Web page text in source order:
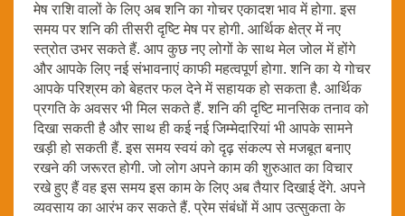
मेष राशि वालों के लिए अब शनि का गोचर एकादश भाव में होगा. इस
समय पर शनि की तीसरी दृष्टि मेष पर होगी. आर्थिक क्षेत्र में नए
स्त्रोत उभर सकते हैं. आप कुछ नए लोगों के साथ मेल जोल में होंगे
और आपके लिए नई संभावनाएं काफी महत्वपूर्ण होगा. शनि का ये गोचर
आपके परिश्रम को बेहतर फल देने में सहायक हो सकता है. आर्थिक
प्रगति के अवसर भी मिल सकते हैं. शनि की दृष्टि मानसिक तनाव को
दिखा सकती है और साथ ही कई नई जिम्मेदारियां भी आपके सामने
खड़ी हो सकती हैं. इस समय स्वयं को दृढ़ संकल्प से मजबूत बनाए
रखने की जरूरत होगी. जो लोग अपने काम की शुरुआत का विचार
रखे हुए हैं वह इस समय इस काम के लिए अब तैयार दिखाई देंगे. अपने
व्यवसाय का आरंभ कर सकते हैं. प्रेम संबंधों में आप उत्सुकता के